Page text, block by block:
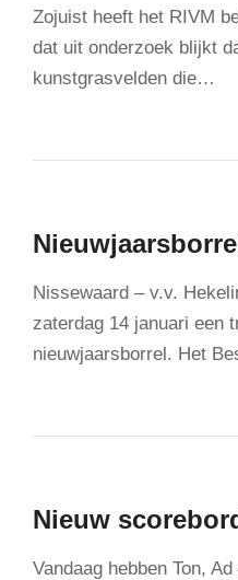
Zojuist heeft het RIVM
dat uit onderzoek blijkt
kunstgrasvelden die…
Nissewaard – v.v.
zaterdag 14 januari een
nieuwjaarsborrel. Het
Nieuw
Vandaag hebben Ton,